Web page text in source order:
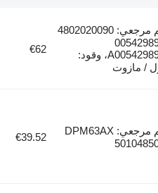
رقم مرجعي: 4802020090
A0054298944، وقود:
رقم مرجعي: DPM63AX
€39.52